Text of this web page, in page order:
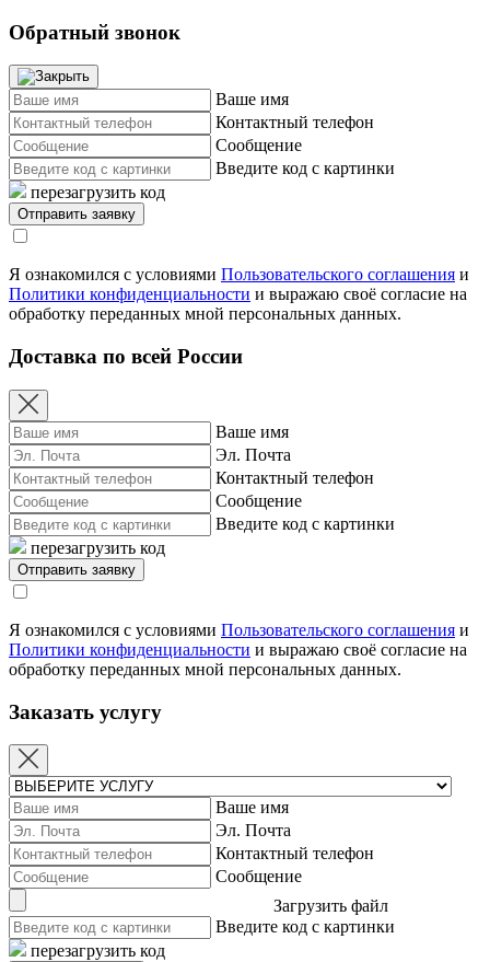
Обратный звонок
Ваше имя
Контактный телефон
Сообщение
Введите код с картинки
перезагрузить код
Я ознакомился с условиями Пользовательского соглашения и
Политики конфиденциальности и выражаю своё согласие на
обработку переданных мной персональных данных.
Доставка по всей России
Ваше имя
Эл. Почта
Контактный телефон
Сообщение
Введите код с картинки
перезагрузить код
Я ознакомился с условиями Пользовательского соглашения и
Политики конфиденциальности и выражаю своё согласие на
обработку переданных мной персональных данных.
Заказать услугу
Ваше имя
Эл. Почта
Контактный телефон
Сообщение
Загрузить файл
Введите код с картинки
перезагрузить код